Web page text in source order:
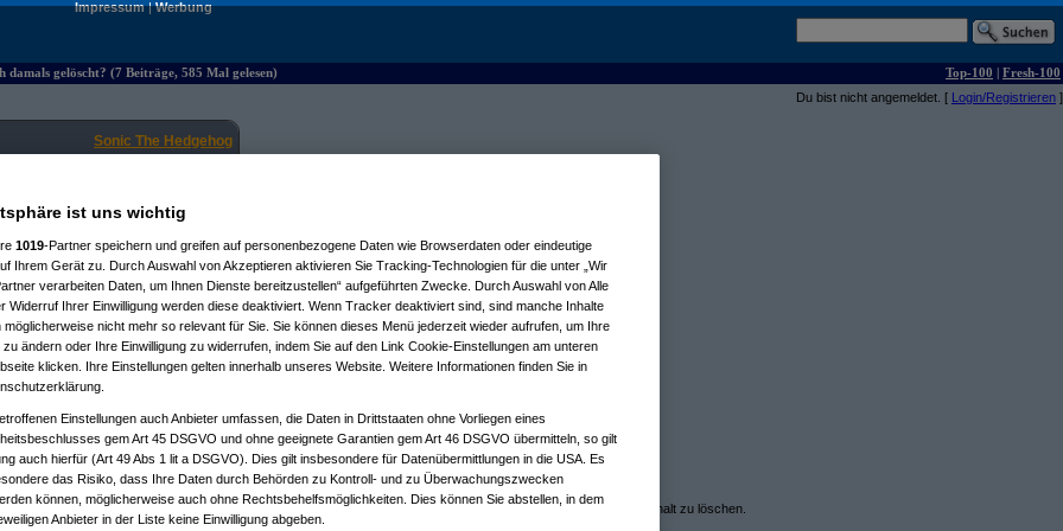
Impressum|Werbung
gelöscht? (7 Beiträge, 585 Mal gelesen) Top-100 | Fresh-100
Du bist nicht angemeldet. [ Login/Registrieren ]
Sonic The Hedgehog
(AVS_reloadedam 29.06.2025, 16:29:36)
gelöscht? (Xenozidam 21.11.2025, 15:30:27)
gelöscht?(
gelöscht?
damals gelöscht?(AVS_reloadedam 24.11.2025, 12:49:23)
gelöscht? (Lazy Jonesam 25.11.2025, 01:54:03)
Dieses Forum ist eine frei zugängliche Diskussionsplattform.
für den Inhalt der Beiträge und behält sich das Recht vor, Beiträge mit rechtswidrigem oder anstößigem Inhalt zu löschen.
Datenschutzerklärung
ist uns wichtig
1019-Partner speichern und greifen auf personenbezogene Daten wie Browserdaten oder eindeutige
Ihrem Gerät zu. Durch Auswahl von Akzeptieren aktivieren Sie Tracking-Technologien für die unter „Wir
verarbeiten Daten, um Ihnen Dienste bereitzustellen“ aufgeführten Zwecke. Durch Auswahl von Alle
Widerruf Ihrer Einwilligung werden diese deaktiviert. Wenn Tracker deaktiviert sind, sind manche Inhalte
möglicherweise nicht mehr so relevant für Sie. Sie können dieses Menü jederzeit wieder aufrufen, um Ihre
zu ändern oder Ihre Einwilligung zu widerrufen, indem Sie auf den Link Cookie-Einstellungen am unteren
klicken. Ihre Einstellungen gelten innerhalb unseres Website. Weitere Informationen finden Sie in
Einstellungen auch Anbieter umfassen, die Daten in Drittstaaten ohne Vorliegen eines
gem Art 45 DSGVO und ohne geeignete Garantien gem Art 46 DSGVO übermitteln, so gilt
auch hierfür (Art 49 Abs 1 lit a DSGVO). Dies gilt insbesondere für Datenübermittlungen in die USA. Es
das Risiko, dass Ihre Daten durch Behörden zu Kontroll- und zu Überwachungszwecken
können, möglicherweise auch ohne Rechtsbehelfsmöglichkeiten. Dies können Sie abstellen, in dem
Anbieter in der Liste keine Einwilligung abgeben.